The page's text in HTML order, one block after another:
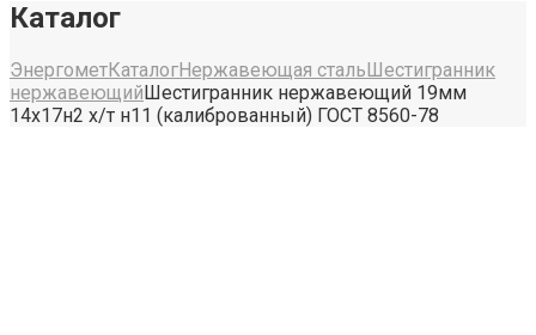
Каталог
ЭнергометКаталогНержавеющая стальШестигранник
нержавеющийШестигранник нержавеющий 19мм
14х17н2 х/т н11 (калиброванный) ГОСТ 8560-78